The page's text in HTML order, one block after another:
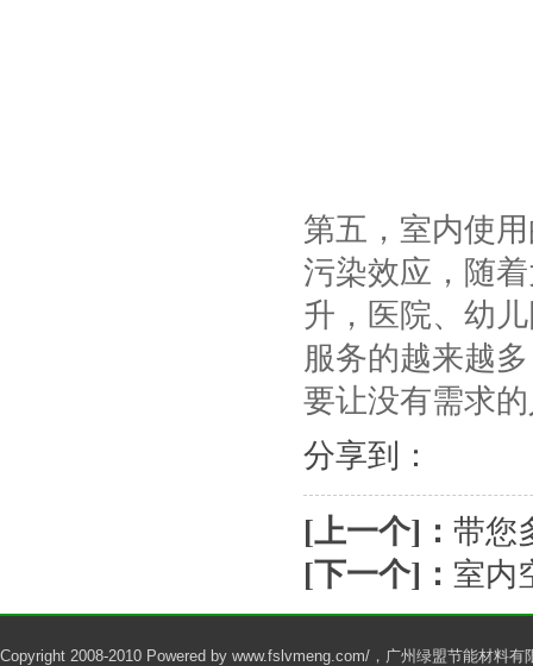
第五 ，室内使
污染效应，随
升，医院、幼
服务的越来越
要让没有需求
分享到：
[上一个]： 带您
[下一个]： 室内
Copyright 2008-2010 Powered by www.fslvmeng.com/，广州绿盟节能材料